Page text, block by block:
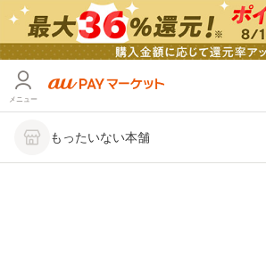
メニュー
もったいない本舗